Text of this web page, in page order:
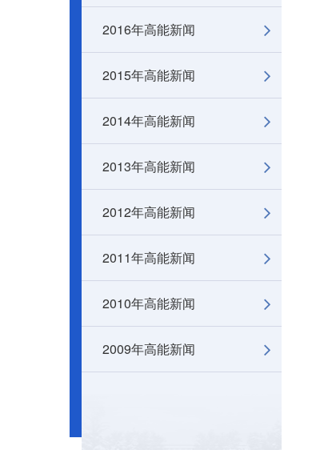
2016年高能新闻
2015年高能新闻
2014年高能新闻
2013年高能新闻
2012年高能新闻
2011年高能新闻
2010年高能新闻
2009年高能新闻